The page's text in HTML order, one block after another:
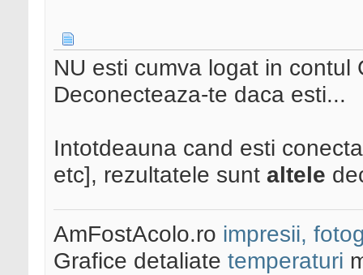
NU esti cumva logat in contul
Deconecteaza-te daca esti...
Intotdeauna cand esti
etc], rezultatele sunt altele
AmFostAcolo.ro impresii,
Grafice detaliate temperaturi